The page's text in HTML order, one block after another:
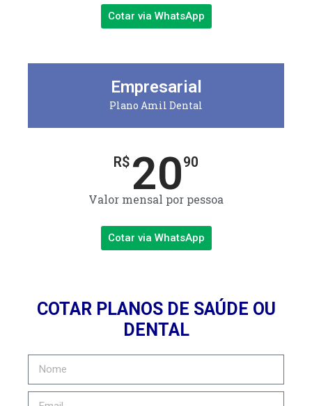
Cotar via WhatsApp
Empresarial
Plano Amil Dental
R$ 2090
Valor mensal por pessoa
Cotar via WhatsApp
COTAR PLANOS DE SAÚDE OU
DENTAL